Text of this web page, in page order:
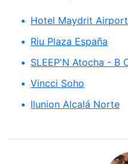
Hotel Maydrit Airport
Riu Plaza España
SLEEP'N Atocha - B
Vincci Soho
Ilunion Alcalá Norte